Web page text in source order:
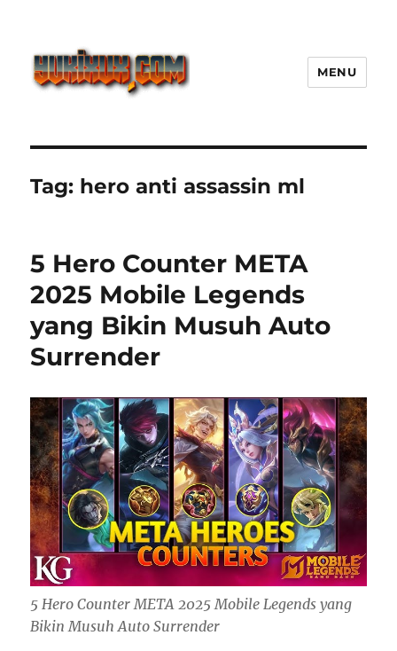
Paling Seru dengan Dunia Luas
MENU
Tag: hero anti assassin ml
5 Hero Counter META
2025 Mobile Legends
yang Bikin Musuh Auto
Surrender
5 Hero Counter META 2025 Mobile Legends yang
Bikin Musuh Auto Surrender